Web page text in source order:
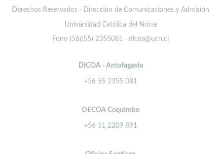
Derechos Reservados · Dirección de Comunicaciones y Admisión
Universidad Católica del Norte
Fono (56)(55) 2355081 · dicoa@ucn.cl
DICOA - Antofagasta
+56 55 2355 081
DECOA Coquimbo
+56 51 2209 891